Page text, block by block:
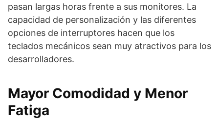
pasan largas horas frente a sus monitores. La
capacidad de personalización y las diferentes
opciones de interruptores hacen que los
teclados mecánicos sean muy atractivos para los
desarrolladores.
Mayor Comodidad y Menor
Fatiga